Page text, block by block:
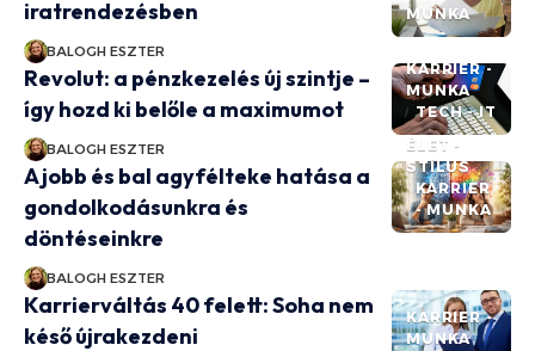
MUNKA
iratrendezésben
BALOGH ESZTER
KARRIER -
MUNKA
TECH - IT
Revolut: a pénzkezelés új szintje –
így hozd ki belőle a maximumot
BALOGH ESZTER
ÉLET -
STÍLUS
KARRIER
- MUNKA
A jobb és bal agyfélteke hatása a
gondolkodásunkra és
döntéseinkre
BALOGH ESZTER
KARRIER -
MUNKA
Karrierváltás 40 felett: Soha nem
késő újrakezdeni